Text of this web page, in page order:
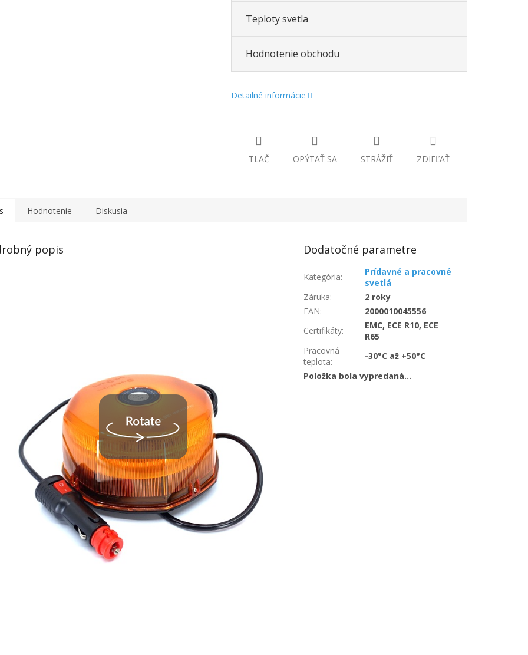
Teploty svetla
Hodnotenie obchodu
Detailné informácie
TLAČ OPÝTAŤ SA STRÁŽIŤ ZDIEĽAŤ
Hodnotenie Diskusia
popis Dodatočné parametre
Kategória:
Prídavné a pracovné
svetlá
Záruka:
2 roky
EAN:
2000010045556
Certifikáty:
EMC, ECE R10, ECE
R65
Pracovná
teplota:
-30°C až +50°C
Položka bola vypredaná…